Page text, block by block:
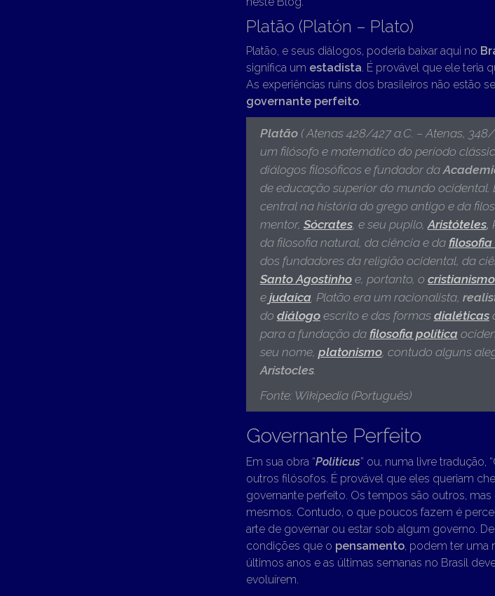
Platão (Platón – Plato)
Platão, e seus diálogos, poderia baixar aqui no
significa um estadista. É provável que ele teria
As experiências ruins dos brasileiros não estão
governante perfeito.
Platão( Atenas 428/427 a.C. – Atenas, 348/
um filósofo e matemático do período
diálogos filosóficos e fundador da
de educação superior do mundo
central na história do grego antigo e da
mentor, Sócrates, e seu pupilo,Aristóteles,
da filosofia natural, da ciência e da
dos fundadores da religião ocidental, da
Santo Agostinhoe, portanto, o cristianismo
e judaica. Platão era um racionalista,
do diálogoescrito e das formas dialéticas
para a fundação da filosofia política
seu nome, platonismo, contudo alguns
Arístocles.
Fonte: Wikipedia (Português)
Governante Perfeito
Em sua obra “Politicus” ou, numa livre tradução,
outros filósofos. É provável que eles queriam
governante perfeito. Os tempos são outros,
mesmos. Contudo, o que poucos fazem é
arte de governar ou estar sob algum governo.
condições que o pensamento, podem ter uma
últimos anos e as últimas semanas no Brasil
evoluírem.